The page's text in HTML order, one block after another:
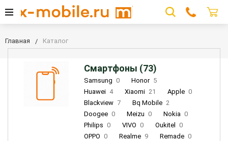
Главная Каталог
Смартфоны (73)
Samsung 0 Honor 5
Huawei 4 Xiaomi 21 Apple 0
Blackview 7 Bq Mobile 2
Doogee 0 Meizu 0 Nokia 0
Philips 0 VIVO 0 Oukitel
0
OPPO 0 Realme 9 Remade 0